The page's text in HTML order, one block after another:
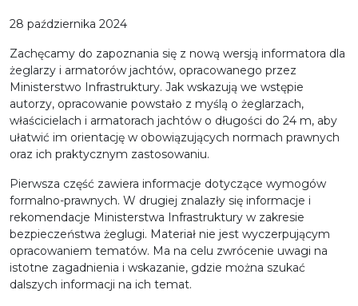
28 października 2024
Zachęcamy do zapoznania się z nową wersją informatora dla
żeglarzy i armatorów jachtów, opracowanego przez
Ministerstwo Infrastruktury. Jak wskazują we wstępie
autorzy, opracowanie powstało z myślą o żeglarzach,
właścicielach i armatorach jachtów o długości do 24 m, aby
ułatwić im orientację w obowiązujących normach prawnych
oraz ich praktycznym zastosowaniu.
Pierwsza część zawiera informacje dotyczące wymogów
formalno-prawnych. W drugiej znalazły się informacje i
rekomendacje Ministerstwa Infrastruktury w zakresie
bezpieczeństwa żeglugi. Materiał nie jest wyczerpującym
opracowaniem tematów. Ma na celu zwrócenie uwagi na
istotne zagadnienia i wskazanie, gdzie można szukać
dalszych informacji na ich temat.